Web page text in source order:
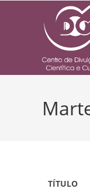
TÍTULO